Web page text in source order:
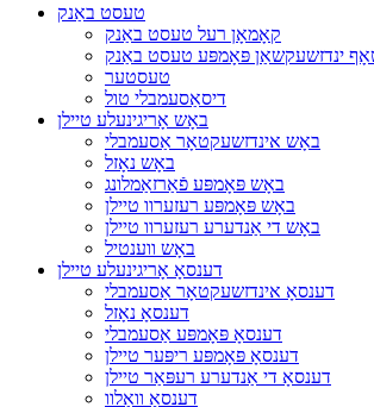
טעסט באַנק
קאָמאָן רעל טעסט באַנק
ינדזשעקשאַן פּאָמפּע טעסט באַנק
טעסטער
דיסאַסעמבלי טול
באָש אָריגינעלע טיילן
באָש אינדזשעקטאָר אַסעמבלי
באָש נאָזל
באָש פּאָמפּע פֿאַרזאַמלונג
באָש פּאָמפּע רעזערוו טיילן
באָש די אַנדערע רעזערוו טיילן
באָש ווענטיל
דענסאָ אָריגינעלע טיילן
דענסאָ אינדזשעקטאָר אַסעמבלי
דענסאָ נאָזל
דענסאָ פּאָמפּע אַסעמבלי
דענסאָ פּאָמפּע ריפּער טיילן
דענסאָ די אַנדערע רעפּאַר טיילן
דענסאָ וואַלוו